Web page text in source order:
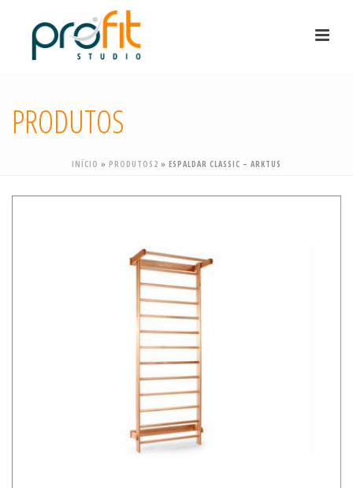
PRODUTOS
INÍCIO » PRODUTOS2 » ESPALDAR CLASSIC – ARKTUS